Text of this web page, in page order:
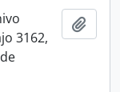
3162,